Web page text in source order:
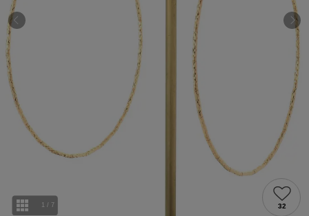
SHOP LIST
AFTERCARE & REPAIRS
SUSTAINABLE
EMAIL NEWSLETTER
1 / 7 32